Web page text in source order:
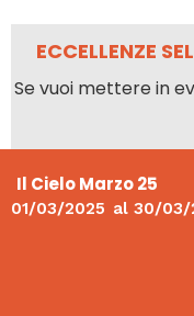
ECCELLENZE
Se vuoi mettere in
Il Cielo Marzo 25
01/03/2025 al 30/03/